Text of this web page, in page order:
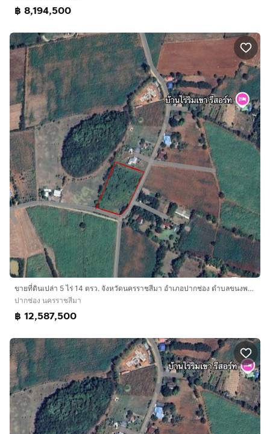
฿ 8,194,500
ขายที่ดินเปล่า 5 ไร่ 14 ตรว. จังหวัดนครราชสีมา อำเภอปากช่อง ตำบลขนงพระ อยู่ในพื้นที่ เขาจันทร์
ปากช่อง นครราชสีมา
฿ 12,587,500